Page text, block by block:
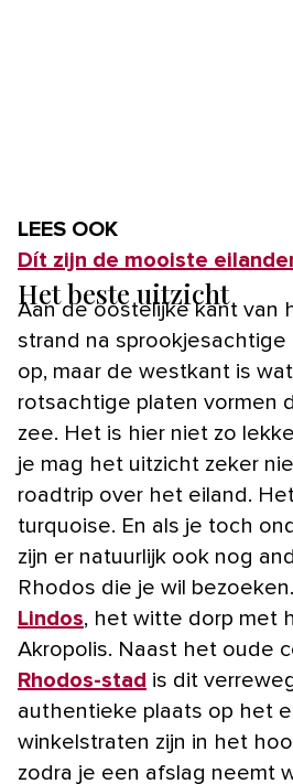
LEES OOK
Dít zijn de mooiste
Het beste uitzicht
Aan de oostelijke kant van
strand na sprookjesachtige
op, maar de westkant is
rotsachtige platen vormen
zee. Het is hier niet zo
je mag het uitzicht zeker
roadtrip over het eiland.
turquoise. En als je toch
zijn er natuurlijk ook nog
Rhodos die je wil
Lindos, het witte dorp met
Akropolis. Naast het oude
Rhodos-stad is dit
authentieke plaats op het
winkelstraten zijn in het
zodra je een afslag neemt